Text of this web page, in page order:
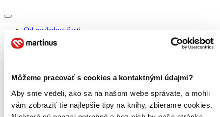
Môžeme pracovať s cookies a kontaktnými údajmi?
Aby sme vedeli, ako sa na našom webe správate, a mohli
vám zobraziť tie najlepšie tipy na knihy, zbierame cookies.
Od poslednej časti
Od prvej časti
Bestsellery
Top hodnotené
Najdrahšie
Najlacnejšie